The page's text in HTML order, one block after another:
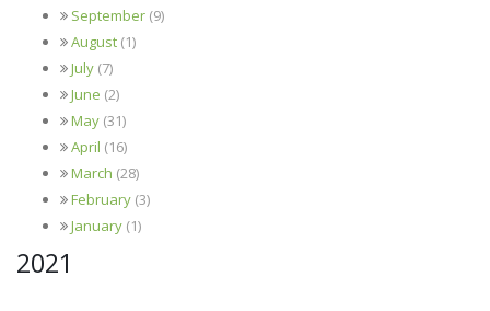
September (9)
August (1)
July (7)
June (2)
May (31)
April (16)
March (28)
February (3)
January (1)
2021